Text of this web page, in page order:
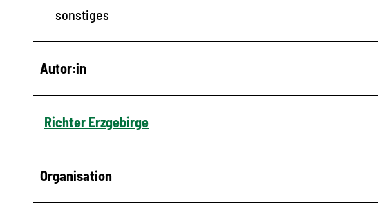
sonstiges
Autor:in
Richter Erzgebirge
Organisation